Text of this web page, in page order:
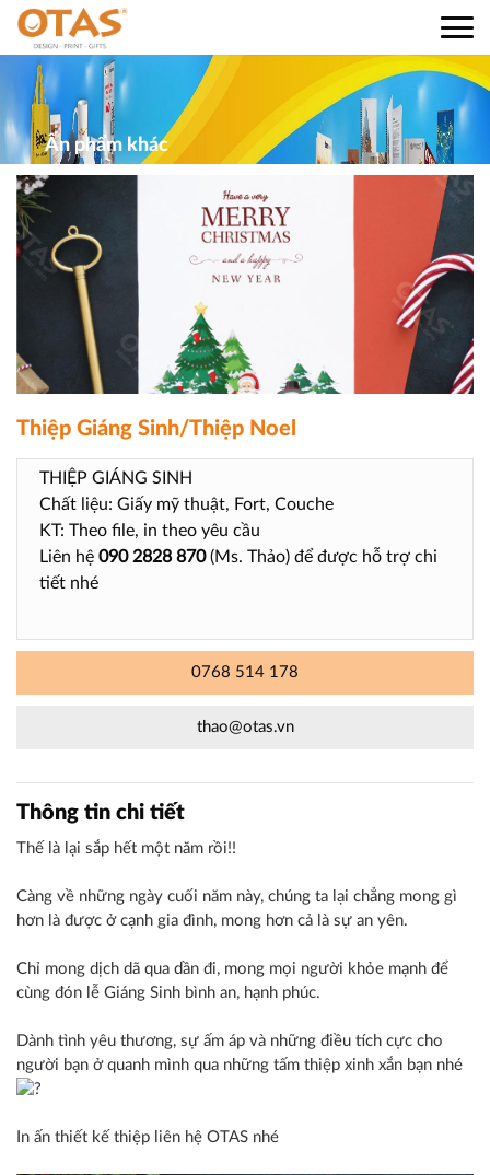
Ấn phẩm khác
Thiệp Giáng Sinh/Thiệp Noel
THIỆP GIÁNG SINH
Chất liệu: Giấy mỹ thuật, Fort, Couche
KT: Theo file, in theo yêu cầu
Liên hệ 090 2828 870(Ms. Thảo) để được hỗ trợ chi
tiết nhé
thao@otas.vn
0768 514 178
Thông tin chi tiết
Thế là lại sắp hết một năm rồi!!
Càng về những ngày cuối năm này, chúng ta lại chẳng mong gì
hơn là được ở cạnh gia đình, mong hơn cả là sự an yên.
Chỉ mong dịch dã qua dần đi, mong mọi người khỏe mạnh để
cùng đón lễ Giáng Sinh bình an, hạnh phúc.
Dành tình yêu thương, sự ấm áp và những điều tích cực cho
người bạn ở quanh mình qua những tấm thiệp xinh xắn bạn nhé
In ấn thiết kế thiệp liên hệ OTAS nhé